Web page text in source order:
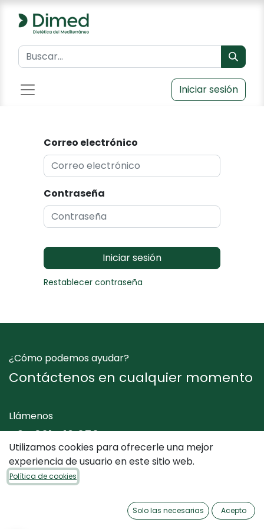
Iniciar sesión
Correo electrónico
Contraseña
Iniciar sesión
Restablecer contraseña
¿Cómo podemos ayudar?
Contáctenos en cualquier momento
Llámenos
+34 961 412 050
Envíenos un mensaje
Utilizamos cookies para ofrecerle una mejor
experiencia de usuario en este sitio web.
Política de cookies
Solo las necesarias Acepto